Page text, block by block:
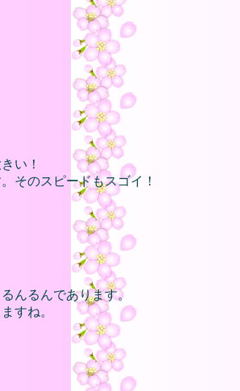
い！
そのスピードもスゴイ！
んるんであります。
すね。